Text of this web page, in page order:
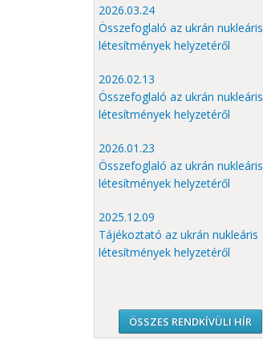
2026.03.24
Összefoglaló az ukrán nukleáris
létesítmények helyzetéről
2026.02.13
Összefoglaló az ukrán nukleáris
létesítmények helyzetéről
2026.01.23
Összefoglaló az ukrán nukleáris
létesítmények helyzetéről
2025.12.09
Tájékoztató az ukrán nukleáris
létesítmények helyzetéről
ÖSSZES RENDKÍVÜLI HÍR